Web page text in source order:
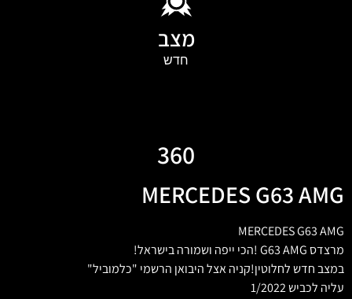
מצב
חדש
360
MERCEDES G63 AMG
MERCEDES G63 AMG
מרצדס G63 AMG !הכי ייפה ושמורה בישראל!
במצב חדש לחלוטין!קניה אצל היבואן הרשמי "כלמוביל"
עליה לכביש 1/2022